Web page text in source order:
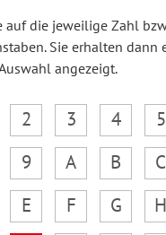
auf die jeweilige Zahl
Sie erhalten dann
angezeigt.
2 3 4
5
9 A B
C
E F G
H